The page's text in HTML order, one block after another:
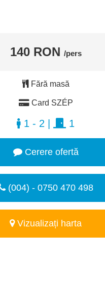
140 RON /pers
Fără masă
Card SZÉP
1 - 2 1
Cerere ofertă
(004) - 0750 470 498
Vizualizați harta